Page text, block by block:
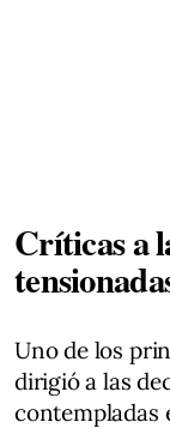
Críticas a
Uno de los
dirigió a las
contempladas